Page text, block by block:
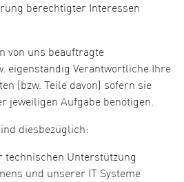
berechtigter Interessen
von uns beauftragte
eigenständig Verantwortliche Ihre
(bzw. Teile davon) sofern sie
jeweiligen Aufgabe benötigen.
diesbezüglich:
technischen Unterstützung
und unserer IT Systeme